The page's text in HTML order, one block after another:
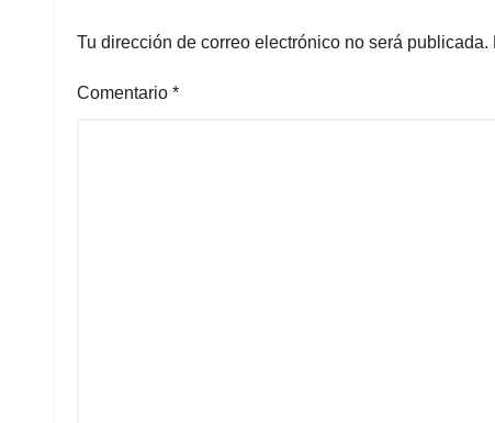
Tu dirección de correo electrónico no será publicada.
Comentario *